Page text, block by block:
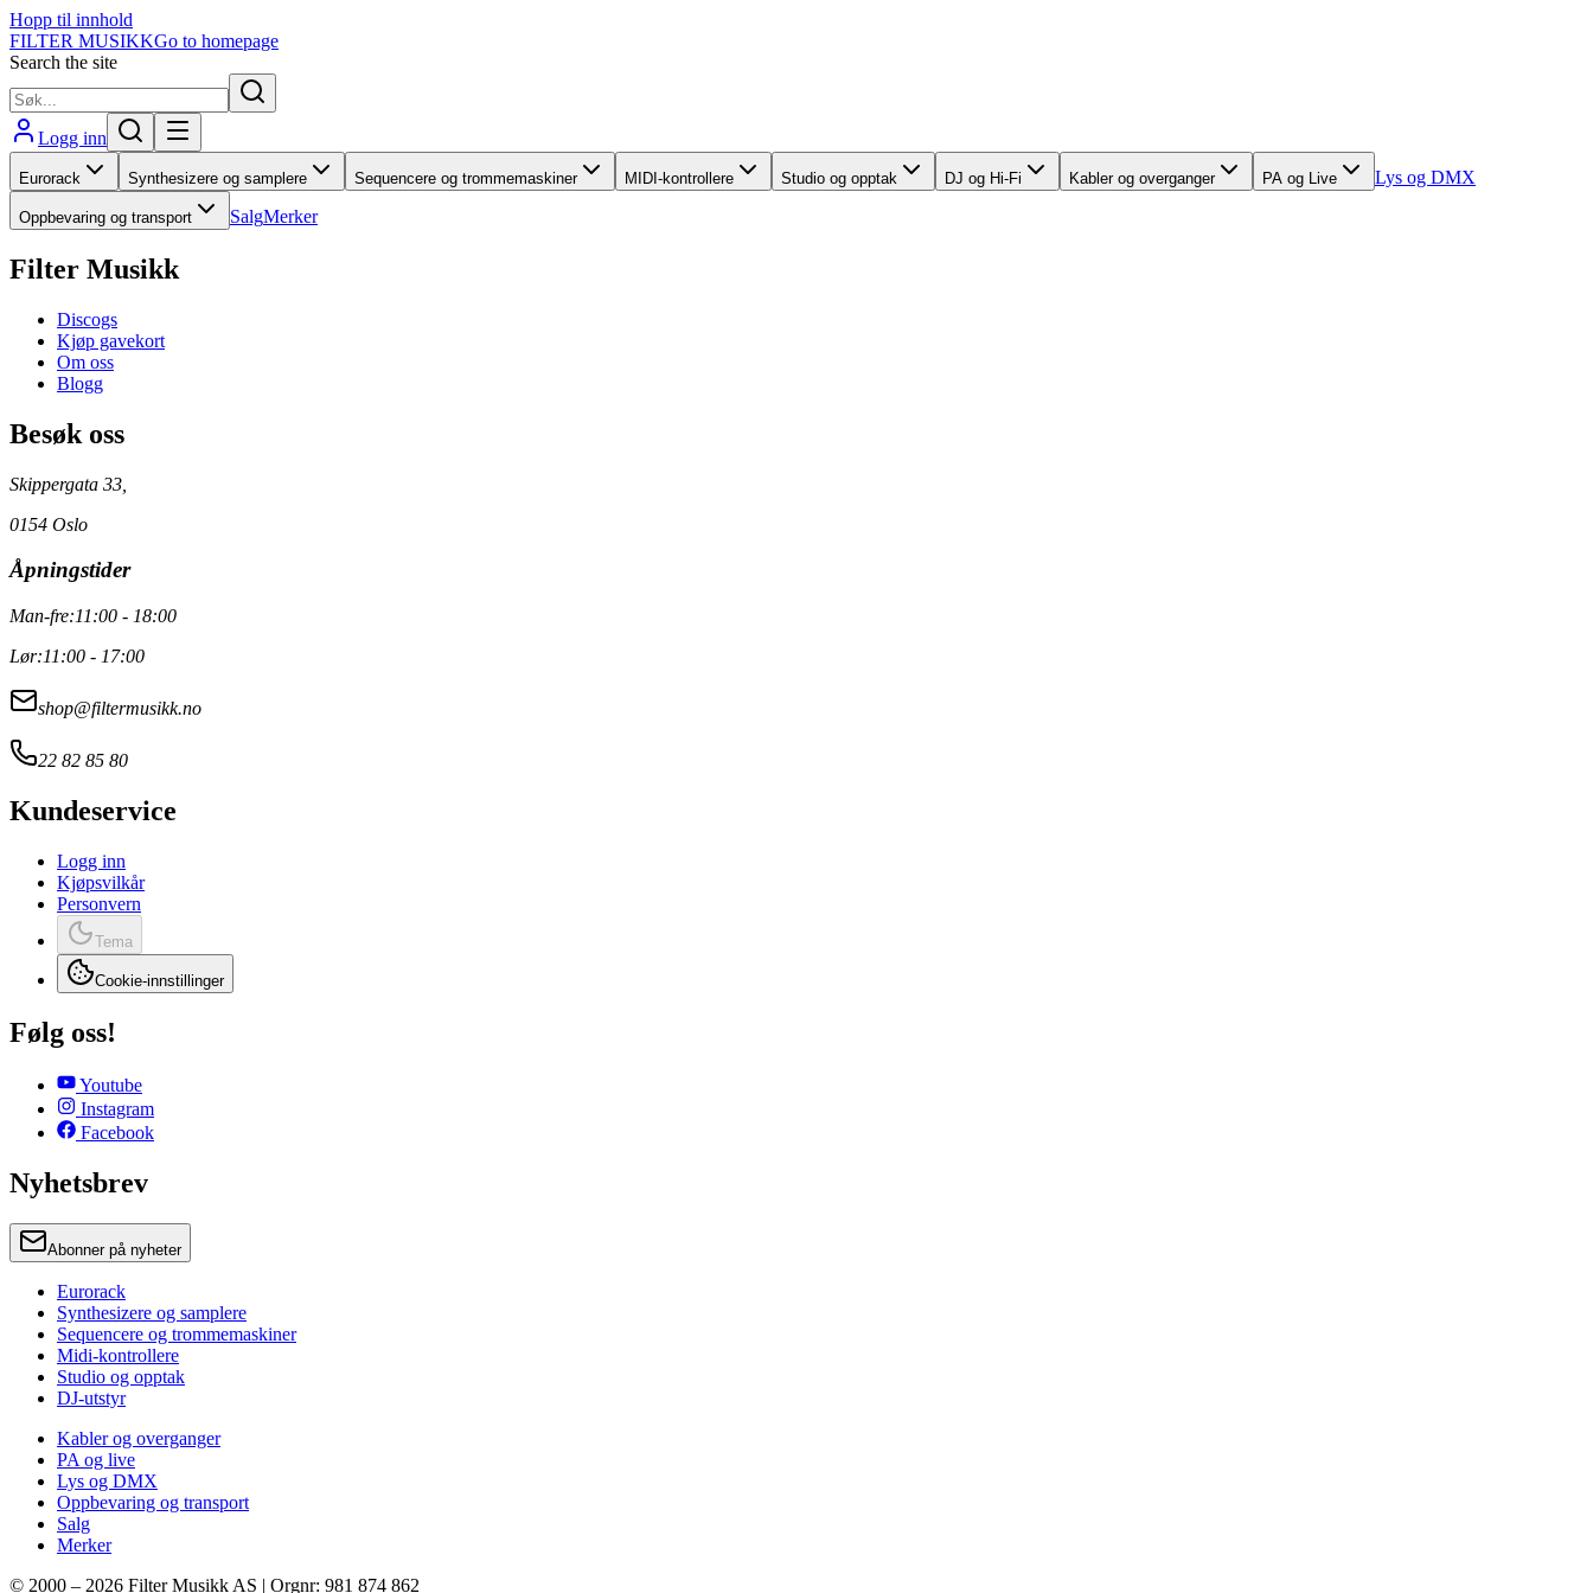
Hopp til innhold
FILTER MUSIKKGo to homepage
Search the site
Logg inn
Eurorack Synthesizere og samplere Sequencere og trommemaskiner MIDI-kontrollere Studio og opptak DJ og Hi-Fi Kabler og overganger PA og Live Lys og DMX
Oppbevaring og transport SalgMerker
Filter Musikk
Discogs
Kjøp gavekort
Om oss
Blogg
Besøk oss
Skippergata 33,
0154 Oslo
Åpningstider
Man-fre:11:00 - 18:00
Lør:11:00 - 17:00
shop@filtermusikk.no
22 82 85 80
Kundeservice
Logg inn
Kjøpsvilkår
Personvern
Tema
Cookie-innstillinger
Følg oss!
Youtube
Instagram
Facebook
Nyhetsbrev
Abonner på nyheter
Eurorack
Synthesizere og samplere
Sequencere og trommemaskiner
Midi-kontrollere
Studio og opptak
DJ-utstyr
Kabler og overganger
PA og live
Lys og DMX
Oppbevaring og transport
Salg
Merker
© 2000 – 2026 Filter Musikk AS | Orgnr: 981 874 862